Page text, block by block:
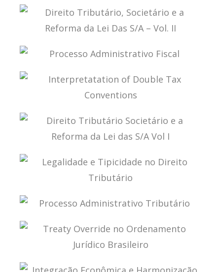
CURSO DE DIREITO TRIBUTÁRIO
DIREITO TRIBUTÁRIO, SOCIETÁRIO E A REFORMA
DA LEI DAS S/A – VOL. II
PROCESSO ADMINISTRATIVO FISCAL
INTERPRETATATION OF DOUBLE TAX
CONVENTIONS
DIREITO TRIBUTÁRIO SOCIETÁRIO E A REFORMA
DA LEI DAS S/A VOL I
LEGALIDADE E TIPICIDADE NO DIREITO
TRIBUTÁRIO
PROCESSO ADMINISTRATIVO TRIBUTÁRIO
TREATY OVERRIDE NO ORDENAMENTO JURÍDICO